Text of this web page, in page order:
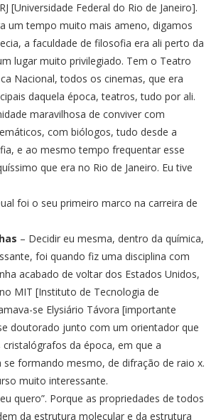
[Universidade Federal do Rio de Janeiro].
um tempo muito mais ameno, digamos
a faculdade de filosofia era ali perto da
lugar muito privilegiado. Tem o Teatro
Nacional, todos os cinemas, que era
daquela época, teatros, tudo por ali.
maravilhosa de conviver com
com biólogos, tudo desde a
e ao mesmo tempo frequentar esse
que era no Rio de Janeiro. Eu tive
foi o seu primeiro marco na carreira de
– Decidir eu mesma, dentro da química,
foi quando fiz uma disciplina com
acabado de voltar dos Estados Unidos,
MIT [Instituto de Tecnologia de
se Elysiário Távora [importante
doutorado junto com um orientador que
da época, em que a
se formando mesmo, de difração de raio x.
muito interessante.
quero”. Porque as propriedades de todos
da estrutura molecular e da estrutura